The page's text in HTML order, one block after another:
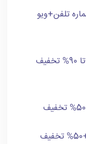
تلفن+ویو